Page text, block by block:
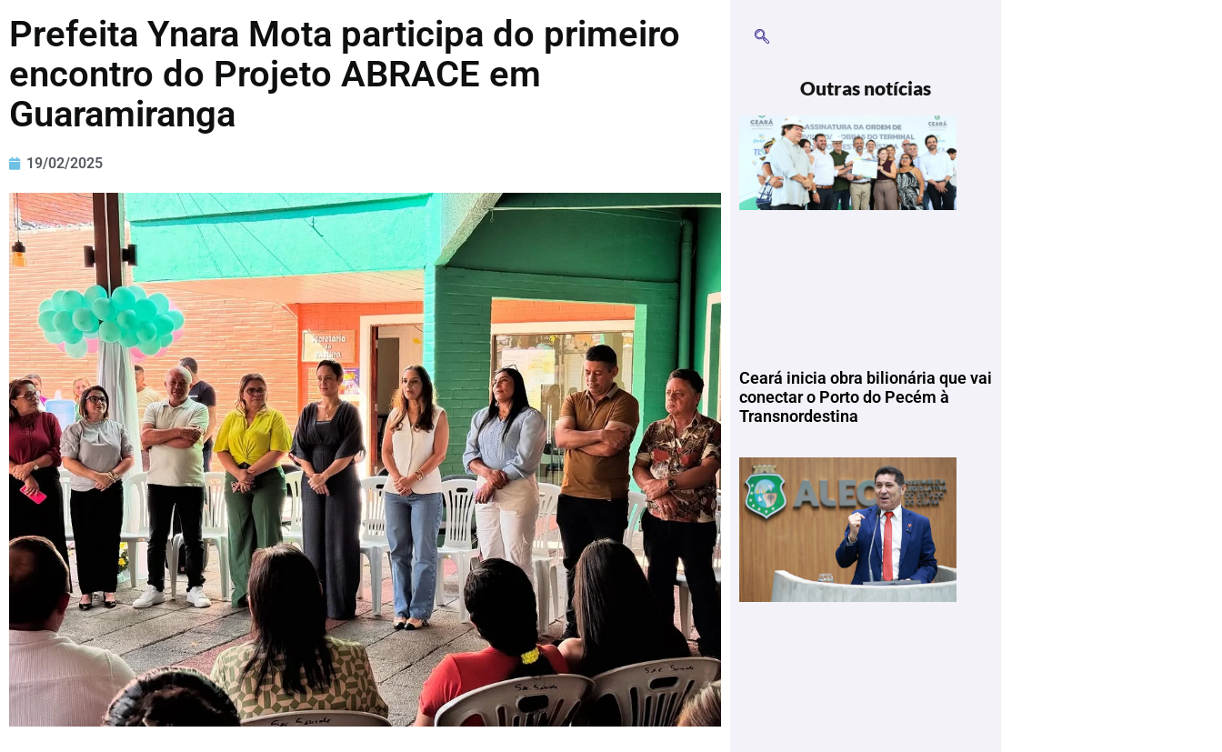
Prefeita Ynara Mota participa do primeiro
encontro do Projeto ABRACE em
Guaramiranga
19/02/2025
Outras notícias
Ceará inicia obra bilionária que vai
conectar o Porto do Pecém à
Transnordestina